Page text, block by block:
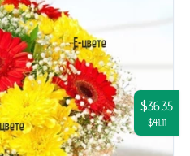
$36.35
$41.11